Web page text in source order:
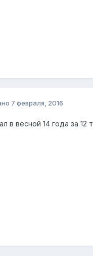
7 февраля, 2016
в весной 14 года за